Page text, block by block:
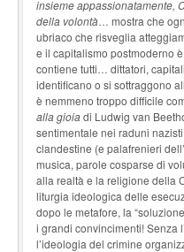
insieme appassionatamente,
della volontà… mostra che
ubriaco che risveglia
e il capitalismo postmoderno
contiene tutti… dittatori,
identificano o si sottraggono
è nemmeno troppo difficile
alla gioiadi Ludwig van
sentimentale nei raduni
clandestine (e palafrenieri
musica, parole cosparse di
alla realtà e la religione della
liturgia ideologica delle
dopo le metafore, la
i grandi convincimenti! Senza
l’ideologia del crimine